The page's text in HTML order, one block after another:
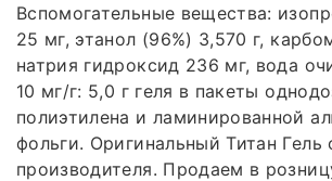
Вспомогательные вещества:
25 мг, этанол (96%) 3,570 г,
натрия гидроксид 236 мг, вода
10 мг/г: 5,0 г геля в пакеты
полиэтилена и ламинированной
фольги. Оригинальный Титан Гель
производителя. Продаем в